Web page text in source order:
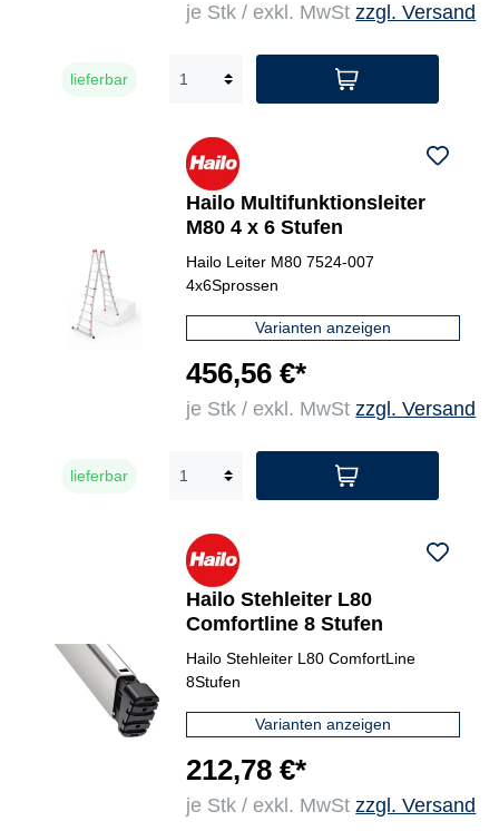
je Stk / exkl. MwStzzgl. Versand
lieferbar
Hailo Multifunktionsleiter
M80 4 x 6 Stufen
Hailo Leiter M80 7524-007
4x6Sprossen
Varianten anzeigen
456,56 €*
je Stk / exkl. MwStzzgl. Versand
lieferbar
Hailo Stehleiter L80
Comfortline 8 Stufen
Hailo Stehleiter L80 ComfortLine
8Stufen
Varianten anzeigen
212,78 €*
je Stk / exkl. MwStzzgl. Versand